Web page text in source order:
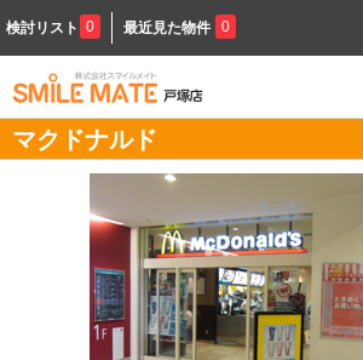
検討リスト 0 最近見た物件 0
マクドナルド